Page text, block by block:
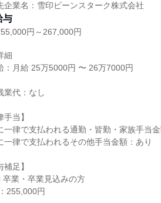
企業名：雪印ビーンスターク株式会社
与
円～267,000円
細
：月給 25万5000円 〜 26万7000円
業代：なし
手当】
一律で支払われる通勤・皆勤・家族手当
一律で支払われるその他手当金額：あり
補足】
卒業・卒業見込みの方